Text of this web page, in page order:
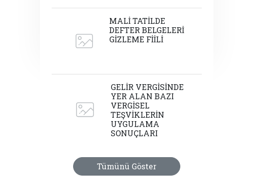
MALİ TATİLDE
DEFTER BELGELERİ
GİZLEME FİİLİ
GELİR VERGİSİNDE
YER ALAN BAZI
VERGİSEL
TEŞVİKLERİN
UYGULAMA
SONUÇLARI
Tümünü Göster